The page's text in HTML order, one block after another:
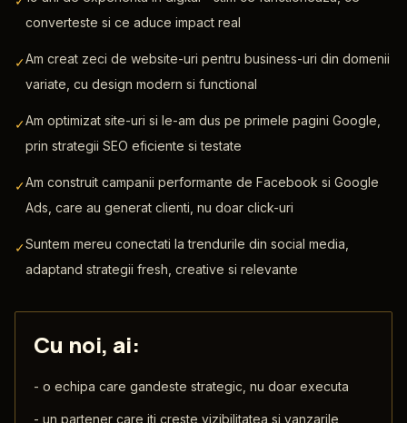
converteste si ce aduce impact real
✓Am creat zeci de website-uri pentru business-uri din domenii
variate, cu design modern si functional
✓Am optimizat site-uri si le-am dus pe primele pagini Google,
prin strategii SEO eficiente si testate
✓Am construit campanii performante de Facebook si Google
Ads, care au generat clienti, nu doar click-uri
✓Suntem mereu conectati la trendurile din social media,
adaptand strategii fresh, creative si relevante
Cu noi, ai:
- o echipa care gandeste strategic, nu doar executa
- un partener care iti creste vizibilitatea si vanzarile